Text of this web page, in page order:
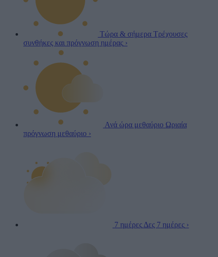
Τώρα & σήμερα Τρέχουσες
συνθήκες και πρόγνωση ημέρας ›
Ανά ώρα μεθαύριο Ωριαία
πρόγνωση μεθαύριο ›
7 ημέρες Δες 7 ημέρες ›